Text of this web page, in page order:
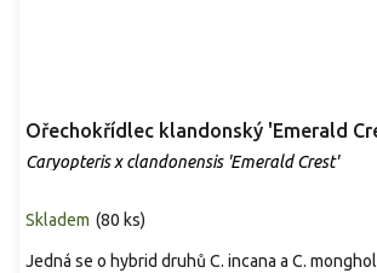
Ořechokřídlec klandonský 'Emerald
Caryopteris x clandonensis 'Emerald Crest'
Skladem (80 ks)
Jedná se o hybrid druhů C. incana a C.